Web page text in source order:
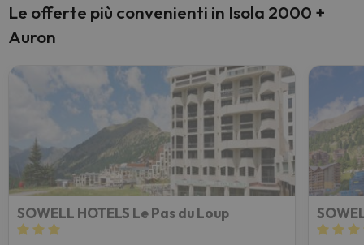
Le offerte più convenienti in Isola 2000 +
Auron
SOWELL HOTELS Le Pas du Loup